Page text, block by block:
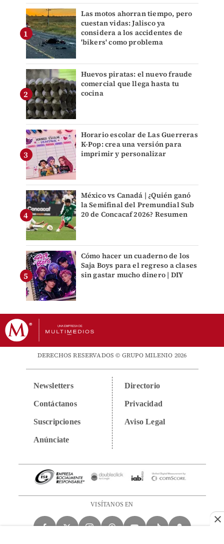
Las motos ahorran tiempo, pero
cuestan vidas: Jalisco ya
considera a los accidentes de
'bikers' como problema
Huevos piratas: el nuevo fraude
comercial que llega hasta tu
cocina
Horario escolar de Las Guerreras
K-Pop: crea una versión para
imprimir y personalizar
México vs Canadá | ¿Quién ganó
la Semifinal del Premundial Sub
20 de Concacaf 2026? Resumen
Cómo hacer un cuaderno de los
Saja Boys para el regreso a clases
sin gastar mucho dinero | DIY
DERECHOS RESERVADOS © GRUPO MILENIO 2026
Newsletters
Contáctanos
Suscripciones
Anúnciate
Directorio
Privacidad
Aviso Legal
VISÍTANOS EN